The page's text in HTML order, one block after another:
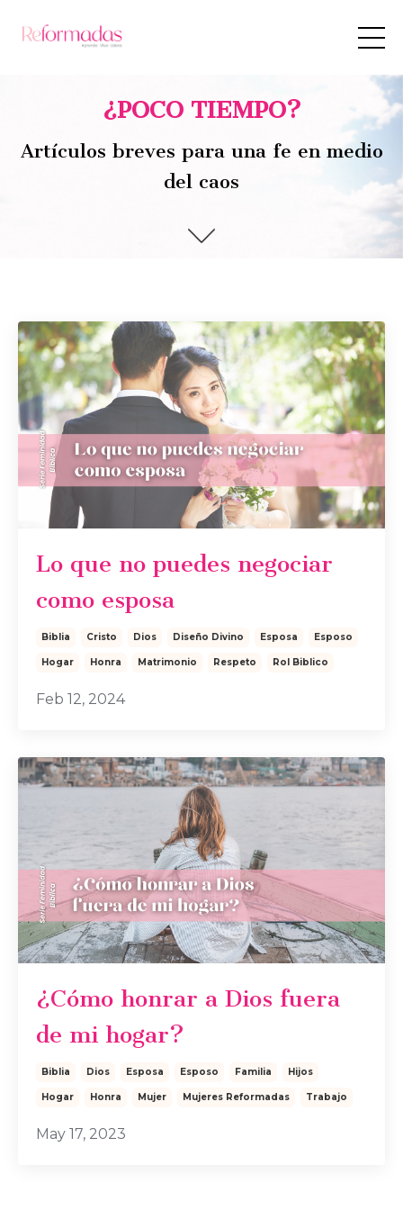
¿POCO TIEMPO?
Artículos breves para una fe en medio
del caos
Lo que no puedes negociar
como esposa
Biblia Cristo Dios Diseño Divino Esposa Esposo
Hogar Honra Matrimonio Respeto Rol Biblico
Feb 12, 2024
¿Cómo honrar a Dios fuera
de mi hogar?
Biblia Dios Esposa Esposo Familia Hijos
Hogar Honra Mujer Mujeres Reformadas Trabajo
May 17, 2023